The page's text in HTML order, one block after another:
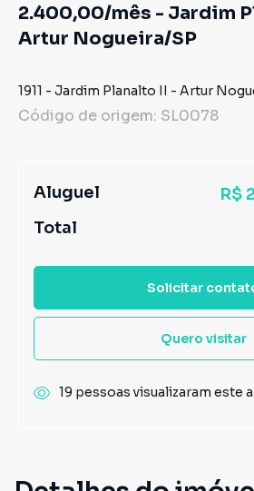
2.400,00/mês - Jardim
Artur Nogueira/SP
1911 - Jardim Planalto II - Artur
Código de origem: SL0078
Aluguel
R$
Total
Solicitar
Quero visitar
19 pessoas visualizaram este